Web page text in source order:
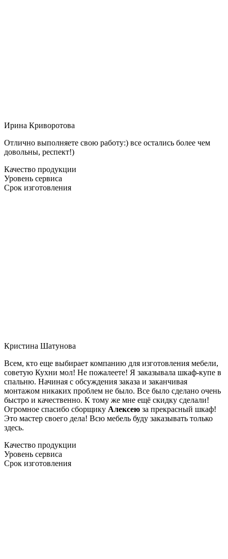
Ирина Криворотова
Отлично выполняете свою работу:) все остались более чем
довольны, респект!)
Качество продукции
Уровень сервиса
Срок изготовления
Кристина Шатунова
Всем, кто еще выбирает компанию для изготовления мебели,
советую Кухни мол! Не пожалеете! Я заказывала шкаф-купе в
спальню. Начиная с обсуждения заказа и заканчивая
монтажом никаких проблем не было. Все было сделано очень
быстро и качественно. К тому же мне ещё скидку сделали!
Огромное спасибо сборщику Алексею за прекрасный шкаф!
Это мастер своего дела! Всю мебель буду заказывать только
здесь.
Качество продукции
Уровень сервиса
Срок изготовления